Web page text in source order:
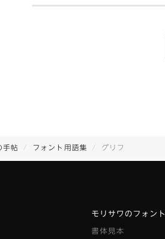
手帖 フォント用語集 グリフ
モリサワのフォント
書体見本